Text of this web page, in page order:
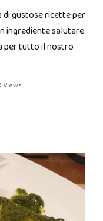
di gustose ricette per
ingrediente salutare
per tutto il nostro
Views